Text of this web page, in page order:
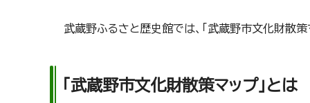
武蔵野ふるさと歴史館では、「武蔵野市文化財散策
「武蔵野市文化財散策マップ」とは